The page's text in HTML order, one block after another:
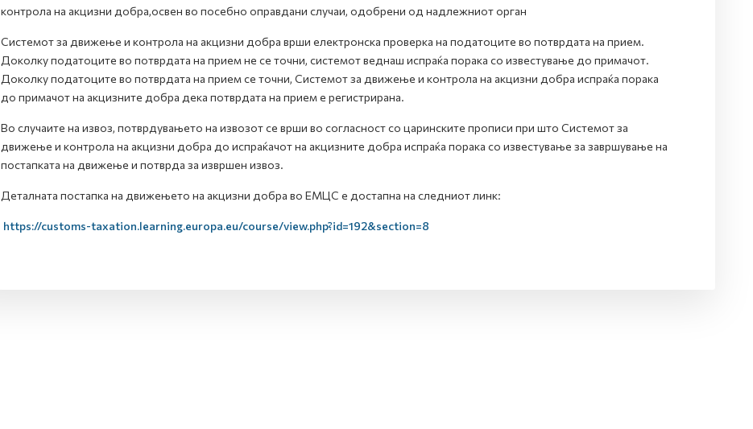
контрола на акцизни добра,освен во посебно оправдани случаи, одобрени од надлежниот орган
Системот за движење и контрола на акцизни добра врши електронска проверка на податоците во потврдата на прием.
Доколку податоците во потврдата на прием не се точни, системот веднаш испраќа порака со известување до примачот.
Доколку податоците во потврдата на прием се точни, Системот за движење и контрола на акцизни добра испраќа порака
до примачот на акцизните добра дека потврдата на прием е регистрирана.
Во случаите на извоз, потврдувањето на извозот се врши во согласност со царинските прописи при што Системот за
движење и контрола на акцизни добра до испраќачот на акцизните добра испраќа порака со известување за завршување на
постапката на движење и потврда за извршен извоз.
Деталната постапка на движењето на акцизни добра во ЕМЦС е достапна на следниот линк:
https://customs-taxation.learning.europa.eu/course/view.php?id=192&section=8